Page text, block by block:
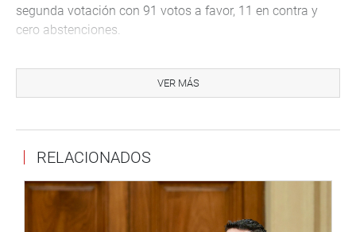
segunda votación con 91 votos a favor, 11 en contra y
cero abstenciones.
VER MÁS
RELACIONADOS